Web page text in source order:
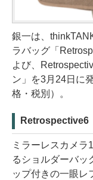
銀一は、
ラバッグ「
よび、
ン」を3月24日に
格・税別）。
Retrospective6
ミラーレスカメラ
るショルダーバッ
ップ付きの一眼レ